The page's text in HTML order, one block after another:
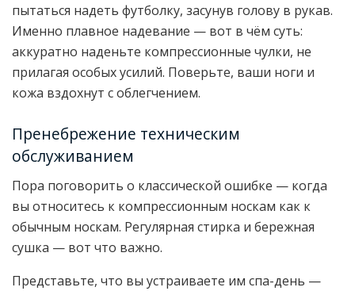
пытаться надеть футболку, засунув голову в рукав.
Именно плавное надевание — вот в чём суть:
аккуратно наденьте компрессионные чулки, не
прилагая особых усилий. Поверьте, ваши ноги и
кожа вздохнут с облегчением.
Пренебрежение техническим
обслуживанием
Пора поговорить о классической ошибке — когда
вы относитесь к компрессионным носкам как к
обычным носкам. Регулярная стирка и бережная
сушка — вот что важно.
Представьте, что вы устраиваете им спа-день —